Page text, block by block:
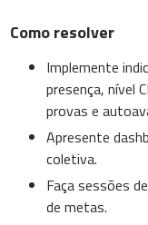
Como resolver
Implemente
presença, nível
provas e
Apresente
coletiva.
Faça sessões
de metas.